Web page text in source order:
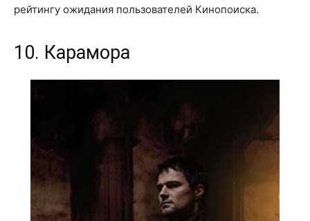
рейтингу ожидания пользователей Кинопоиска.
10. Карамора